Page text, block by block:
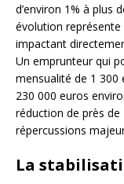
d’environ 1% à plus
évolution
impactant
Un emprunteur qui
mensualité de 1 300
230 000 euros
réduction de près de
répercussions
La